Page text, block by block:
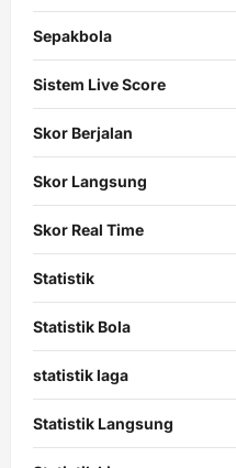
Sepakbola
Sistem Live Score
Skor Berjalan
Skor Langsung
Skor Real Time
Statistik
Statistik Bola
statistik laga
Statistik Langsung